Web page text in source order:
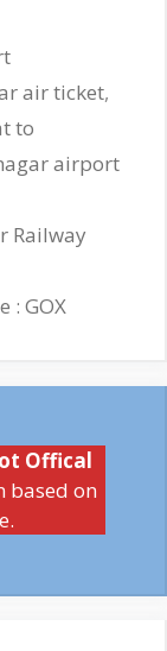
air ticket,
to
airport
Railway
: GOX
Offical
based on